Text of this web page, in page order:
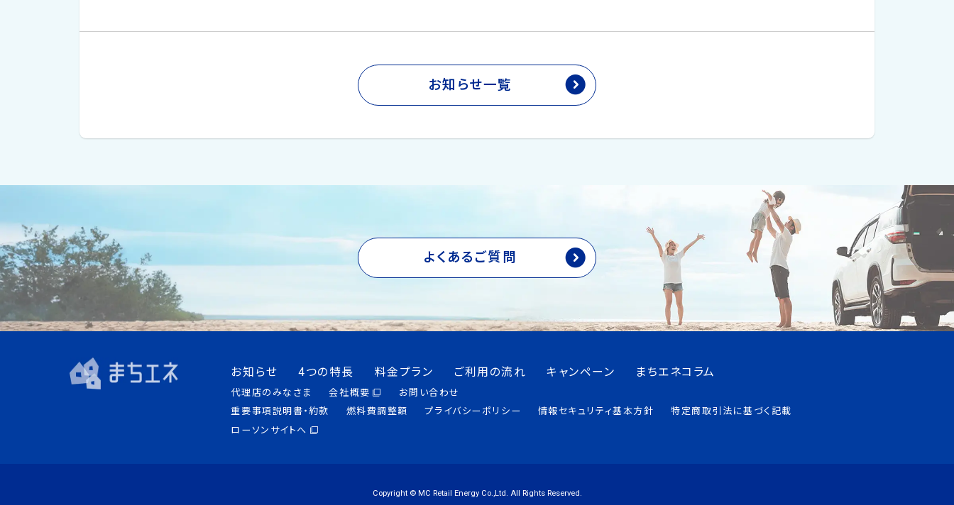
お知らせ一覧
よくあるご質問
お知らせ 4つの特長 料金プラン ご利用の流れ キャンペーン まちエネコラム
代理店のみなさま 会社概要
お問い合わせ
重要事項説明書・約款
燃料費調整額 プライバシーポリシー 情報セキュリティ基本方針
特定商取引法に基づく記載
ローソンサイトへ
Copyright © MC Retail Energy Co.,Ltd. All Rights Reserved.